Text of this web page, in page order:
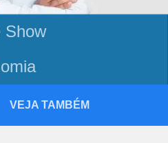
Show
VEJA TAMBÉM